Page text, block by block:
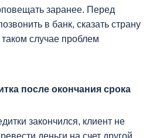
заранее. Перед
в банк, сказать страну
случае проблем
после окончания срока
закончился, клиент не
деньги на счет другой